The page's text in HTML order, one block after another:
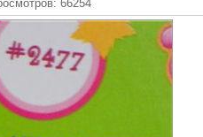
66254